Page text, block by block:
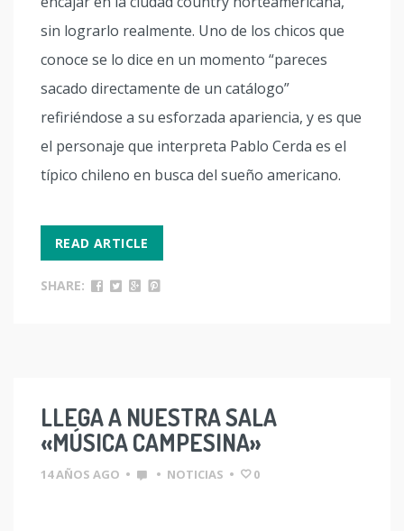
sin lograrlo realmente. Uno de los chicos que
conoce se lo dice en un momento “pareces
sacado directamente de un catálogo”
refiriéndose a su esforzada apariencia, y es que
el personaje que interpreta Pablo Cerda es el
típico chileno en busca del sueño americano.
READ ARTICLE
SHARE:
LLEGA A NUESTRA SALA
«MÚSICA CAMPESINA»
14 AÑOS AGO • • NOTICIAS • 0